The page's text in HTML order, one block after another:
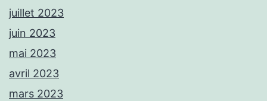
juillet 2023
juin 2023
mai 2023
avril 2023
mars 2023